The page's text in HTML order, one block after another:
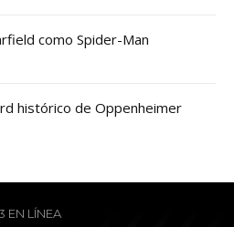
como Spider-Man
histórico de Oppenheimer
EN LÍNEA